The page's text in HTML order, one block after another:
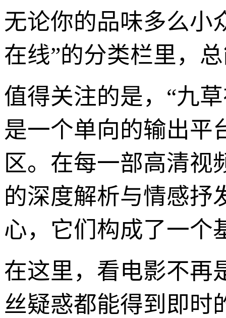
无论你的品味多么小
在线”的分类栏里，
值得关注的是，“九
是一个单向的输出平
区。在每一部高清视
的深度解析与情感抒
心，它们构成了一个
在这里，看电影不再
丝疑惑都能得到即时